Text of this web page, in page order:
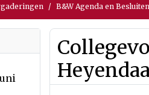
B&W Agenda en